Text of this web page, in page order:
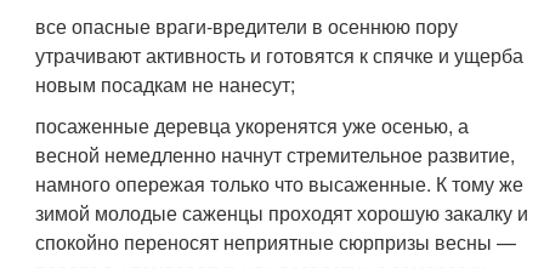
все опасные враги-вредители в осеннюю пору
утрачивают активность и готовятся к спячке и ущерба
новым посадкам не нанесут;
посаженные деревца укоренятся уже осенью, а
весной немедленно начнут стремительное развитие,
намного опережая только что высаженные. К тому же
зимой молодые саженцы проходят хорошую закалку и
спокойно переносят неприятные сюрпризы весны —